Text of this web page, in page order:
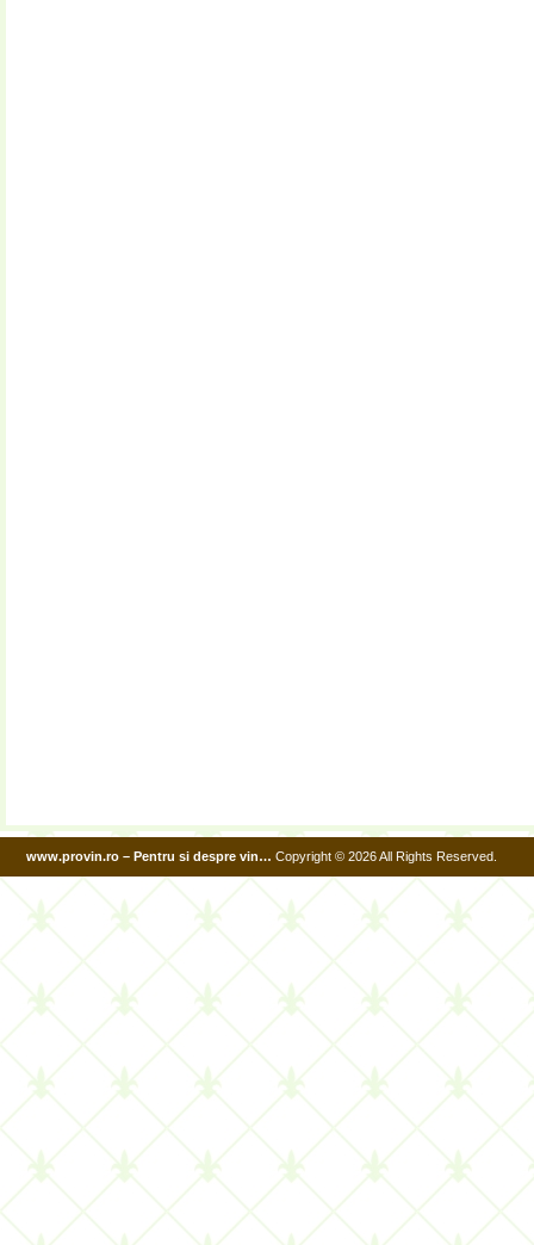
www.provin.ro – Pentru si despre vin… Copyright © 2026 All Rights Reserved.